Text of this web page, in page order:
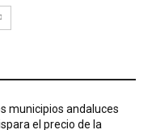
municipios andaluces
el precio de la